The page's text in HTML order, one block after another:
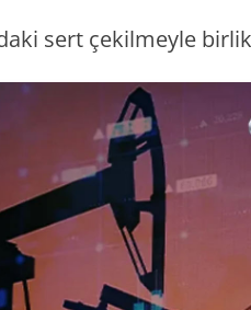
sert çekilmeyle